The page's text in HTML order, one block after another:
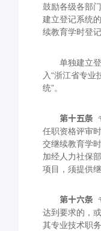
鼓励各级各部
建立登记系统
续教育学时登记
单独建立
入“浙江省专业
统”。
第十五条
任职资格评审
交继续教育学
加经人力社保
项目，须提供
第十六条
达到要求的，
其专业技术职